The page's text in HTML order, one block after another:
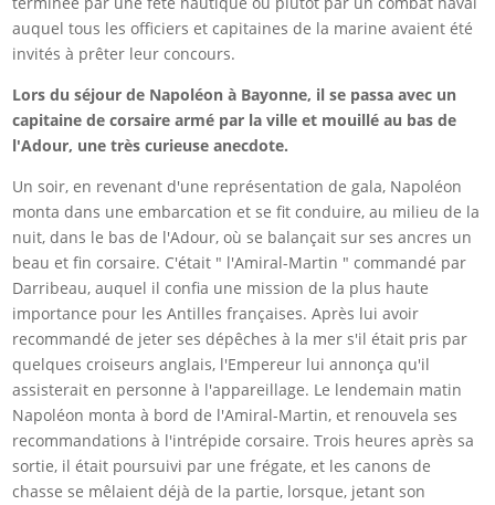
auquel tous les officiers et capitaines de la marine avaient été
invités à prêter leur concours.
Lors du séjour de Napoléon à Bayonne, il se passa avec un
capitaine de corsaire armé par la ville et mouillé au bas de
l'Adour, une très curieuse anecdote.
Un soir, en revenant d'une représentation de gala, Napoléon
monta dans une embarcation et se fit conduire, au milieu de la
nuit, dans le bas de l'Adour, où se balançait sur ses ancres un
beau et fin corsaire. C'était " l'Amiral-Martin " commandé par
Darribeau, auquel il confia une mission de la plus haute
importance pour les Antilles françaises. Après lui avoir
recommandé de jeter ses dépêches à la mer s'il était pris par
quelques croiseurs anglais, l'Empereur lui annonça qu'il
assisterait en personne à l'appareillage. Le lendemain matin
Napoléon monta à bord de l'Amiral-Martin, et renouvela ses
recommandations à l'intrépide corsaire. Trois heures après sa
sortie, il était poursuivi par une frégate, et les canons de
chasse se mêlaient déjà de la partie, lorsque, jetant son